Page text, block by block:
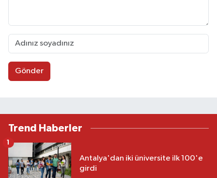
Gönder
Trend Haberler
Antalya'dan iki üniversite ilk 100'e
girdi
1